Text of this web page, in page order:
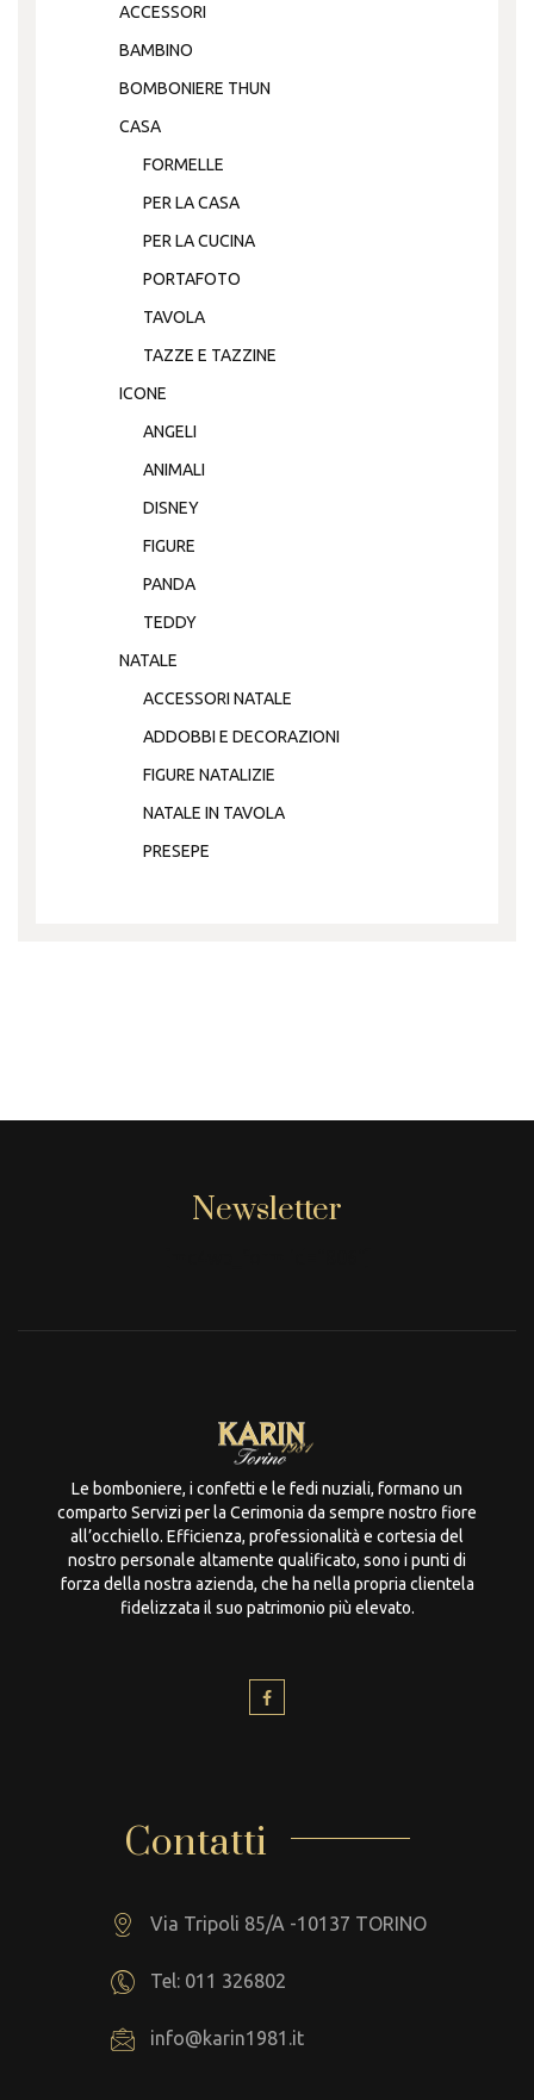
ACCESSORI
BAMBINO
BOMBONIERE THUN
CASA
FORMELLE
PER LA CASA
PER LA CUCINA
PORTAFOTO
TAVOLA
TAZZE E TAZZINE
ICONE
ANGELI
ANIMALI
DISNEY
FIGURE
PANDA
TEDDY
NATALE
ACCESSORI NATALE
ADDOBBI E DECORAZIONI
FIGURE NATALIZIE
NATALE IN TAVOLA
PRESEPE
Newsletter
Le bomboniere, i confetti e le fedi nuziali, formano un
comparto Servizi per la Cerimonia da sempre nostro fiore
all’occhiello. Efficienza, professionalità e cortesia del
nostro personale altamente qualificato, sono i punti di
forza della nostra azienda, che ha nella propria clientela
fidelizzata il suo patrimonio più elevato.
Contatti
Via Tripoli 85/A -10137 TORINO
Tel: 011 326802
info@karin1981.it